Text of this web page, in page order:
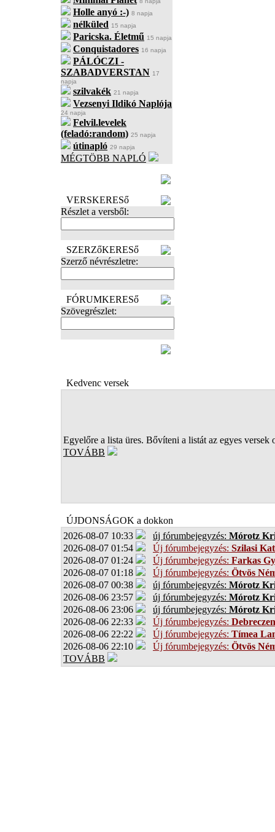
Holle anyó :-) 8 napja
nélküled 15 napja
Paricska. Életmű 15 napja
Conquistadores 16 napja
PÁLÓCZI -
SZABADVERSTAN 17
napja
szilvakék 21 napja
Vezsenyi Ildikó Naplója
24 napja
Felvil.levelek
(feladó:random) 25 napja
útinapló 29 napja
MÉGTÖBB NAPLÓ
VERSKERESő
Részlet a versből:
SZERZőKERESő
Szerző névrészletre:
FÓRUMKERESő
Szövegrészlet:
Kedvenc versek
Egyelőre a lista üres. Bővíteni a listát az egyes versek
TOVÁBB
ÚJDONSÁGOK a dokkon
2026-08-07 10:33
új fórumbejegyzés: Mórotz
2026-08-07 01:54
Új fórumbejegyzés: Szilasi
2026-08-07 01:24
Új fórumbejegyzés: Farkas
2026-08-07 01:18
Új fórumbejegyzés: Ötvös
2026-08-07 00:38
új fórumbejegyzés: Mórotz
2026-08-06 23:57
új fórumbejegyzés: Mórotz
2026-08-06 23:06
új fórumbejegyzés: Mórotz
2026-08-06 22:33
Új fórumbejegyzés:
2026-08-06 22:22
Új fórumbejegyzés: Tímea
2026-08-06 22:10
Új fórumbejegyzés: Ötvös
TOVÁBB